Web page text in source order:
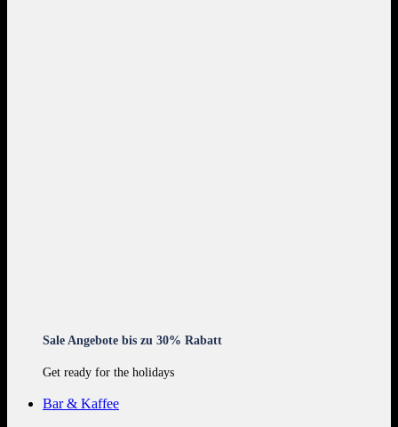
Sale Angebote bis zu 30% Rabatt
Get ready for the holidays
Bar & Kaffee